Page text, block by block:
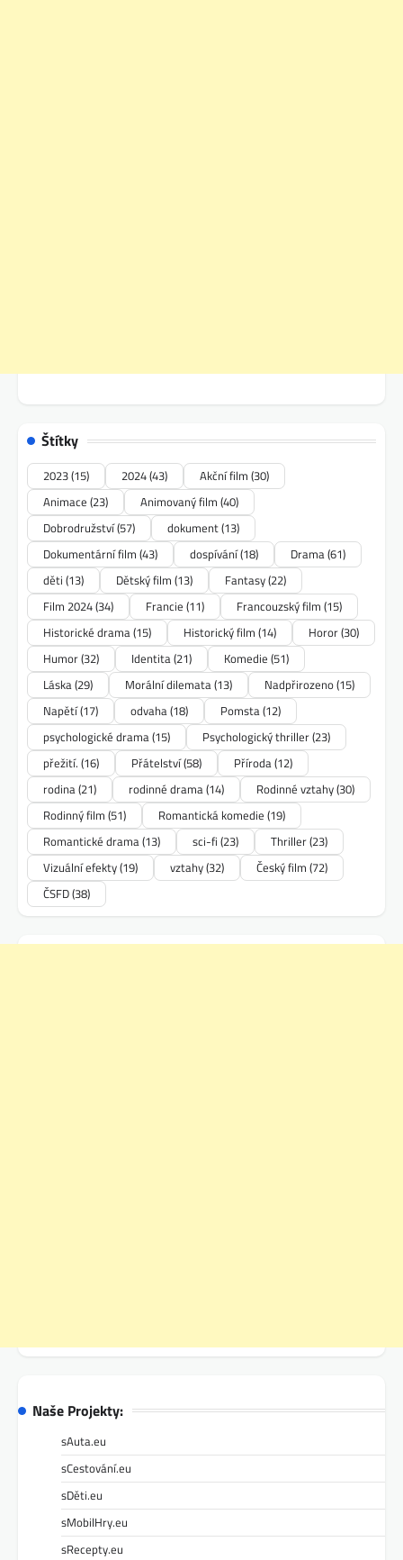
Štítky
2023(15) 2024(43) Akční film (30)
Animace (23) Animovaný film (40)
Dobrodružství(57) dokument(13)
Dokumentární film (43) dospívání(18) Drama(61)
děti (13) Dětský film (13) Fantasy(22)
Film 2024(34) Francie (11) Francouzský film (15)
Historické drama(15) Historický film (14) Horor(30)
Humor(32) Identita(21) Komedie (51)
Láska(29) Morální dilemata(13) Nadpřirozeno(15)
Napětí(17) odvaha(18) Pomsta(12)
psychologické drama(15) Psychologický thriller(23)
přežití. (16) Přátelství(58) Příroda(12)
rodina(21) rodinné drama(14) Rodinné vztahy(30)
Rodinný film (51) Romantická komedie (19)
Romantické drama(13) sci-fi (23) Thriller(23)
Vizuální efekty(19) vztahy(32) Český film (72)
ČSFD(38)
Naše Projekty:
sAuta.eu
sCestování.eu
sDěti.eu
sMobilHry.eu
sRecepty.eu